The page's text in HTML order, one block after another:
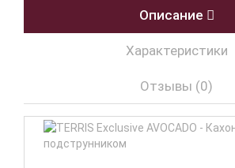
Описание
Характеристики
Отзывы (0)